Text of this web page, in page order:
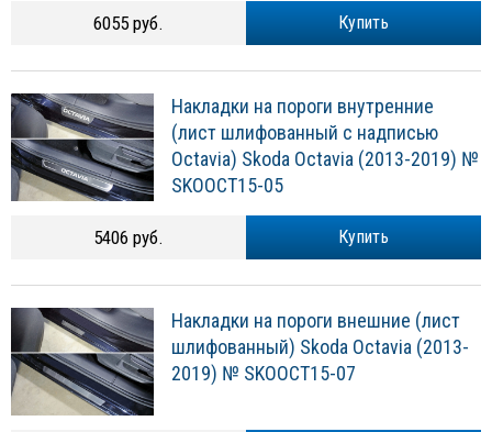
Купить
6055 руб.
Накладки на пороги внутренние
(лист шлифованный с надписью
Octavia) Skoda Octavia (2013-2019) №
SKOOCT15-05
Купить
5406 руб.
Накладки на пороги внешние (лист
шлифованный) Skoda Octavia (2013-
2019) № SKOOCT15-07